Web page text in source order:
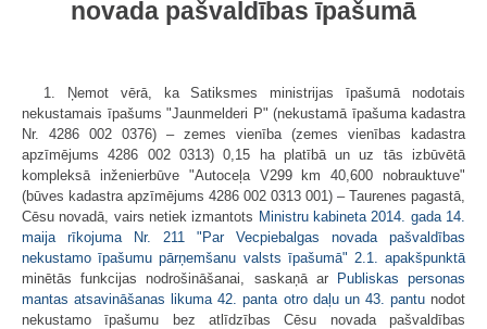
novada pašvaldības īpašumā
1. Ņemot vērā, ka Satiksmes ministrijas īpašumā nodotais
nekustamais īpašums "Jaunmelderi P" (nekustamā īpašuma kadastra
Nr. 4286 002 0376) – zemes vienība (zemes vienības kadastra
apzīmējums 4286 002 0313) 0,15 ha platībā un uz tās izbūvētā
kompleksā inženierbūve "Autoceļa V299 km 40,600 nobrauktuve"
(būves kadastra apzīmējums 4286 002 0313 001) – Taurenes pagastā,
Cēsu novadā, vairs netiek izmantots Ministru kabineta 2014. gada 14.
maija rīkojuma Nr. 211 "Par Vecpiebalgas novada pašvaldības
nekustamo īpašumu pārņemšanu valsts īpašumā" 2.1. apakšpunktā
minētās funkcijas nodrošināšanai, saskaņā ar
Publiskas personas
mantas atsavināšanas likuma 42. panta otro daļu un 43. pantunodot
nekustamo īpašumu bez atlīdzības Cēsu novada pašvaldības